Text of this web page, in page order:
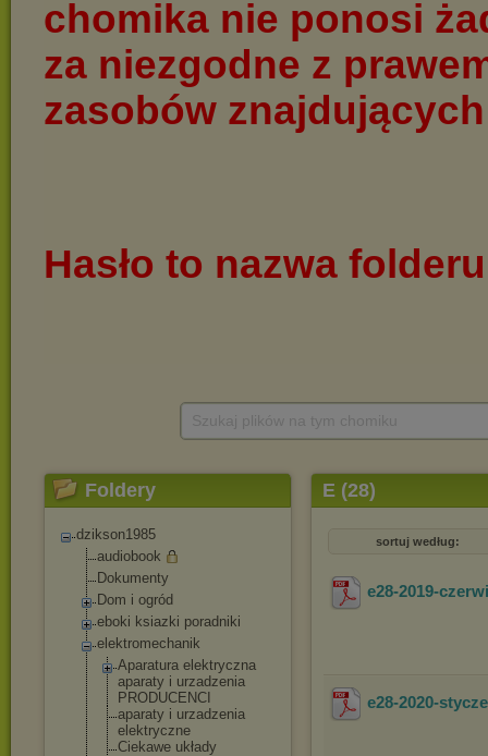
Foldery
dzikson1985
audiobook
Dokumenty
Dom i ogród
eboki ksiazki poradniki
elektromechanik
Aparatura elektryczna
aparaty i urzadzenia
PRODUCENCI
aparaty i urzadzenia
elektryczne
Ciekawe układy
E (28)
sortuj według:
e28-2019-
e28-2020-